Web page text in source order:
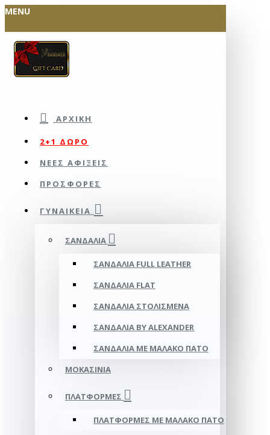
MENU
ΑΡΧΙΚΉ
2+1 ΔΩΡΟ
ΝΕΕΣ ΑΦΙΞΕΙΣ
ΠΡΟΣΦΟΡΕΣ
ΓΥΝΑΙΚΕΊΑ
ΣΑΝΔΆΛΙΑ
ΣΑΝΔΆΛΙΑ FULL LEATHER
ΣΑΝΔΆΛΙΑ FLAT
ΣΑΝΔΆΛΙΑ ΣΤΟΛΙΣΜΈΝΑ
ΣΑΝΔΆΛΙΑ BY ALEXANDER
ΣΑΝΔΆΛΙΑ ΜΕ ΜΑΛΑΚΌ ΠΆΤΟ
ΜΟΚΑΣΊΝΙΑ
ΠΛΑΤΦΌΡΜΕΣ
ΠΛΑΤΦΟΡΜΕΣ ΜΕ ΜΑΛΑΚΟ ΠΑΤΟ